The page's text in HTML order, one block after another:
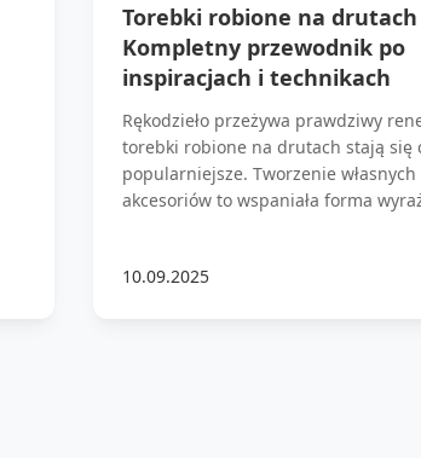
Torebki robione na
Kompletny przewodnik po
inspiracjach i technikach
Rękodzieło przeżywa prawdziwy
torebki robione na drutach stają się
popularniejsze. Tworzenie własnych
akcesoriów to wspaniała forma
10.09.2025